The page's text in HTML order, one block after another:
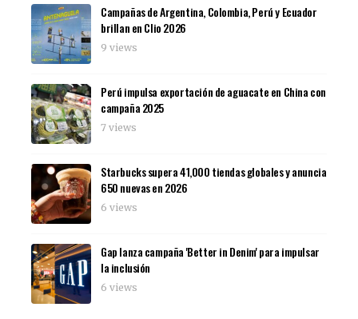
Campañas de Argentina, Colombia, Perú y Ecuador
brillan en Clio 2026
9 views
Perú impulsa exportación de aguacate en China con
campaña 2025
7 views
Starbucks supera 41,000 tiendas globales y anuncia
650 nuevas en 2026
6 views
Gap lanza campaña 'Better in Denim' para impulsar
la inclusión
6 views